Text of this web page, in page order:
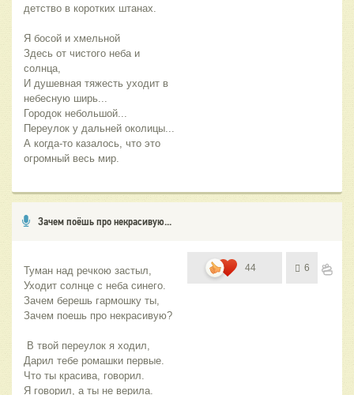
детство в коротких штанах.
Я босой и хмельной
Здесь от чистого неба и
солнца,
И душевная тяжесть уходит в
небесную ширь...
Городок небольшой...
А когда-то казалось, что это
огромный весь мир.
Зачем поёшь про некрасивую...
44 6